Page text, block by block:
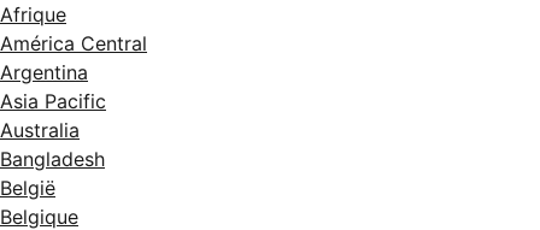
Afrique
América Central
Argentina
Asia Pacific
Australia
Bangladesh
België
Belgique